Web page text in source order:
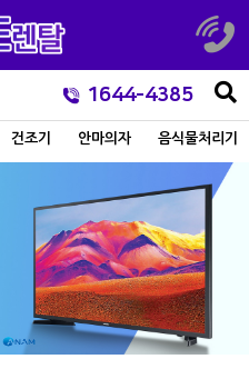
1644-4385
건조기 안마의자 음식물처리기